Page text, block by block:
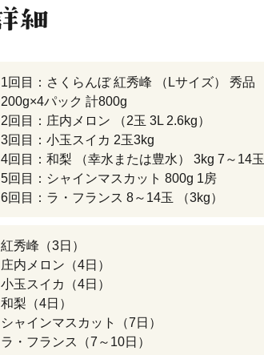
1回目：さくらんぼ 紅秀峰 （Lサイズ） 秀品
200g×4パック 計800g
2回目：庄内メロン （2玉 3L 2.6kg）
3回目：小玉スイカ 2玉3kg
4回目：和梨 （幸水または豊水） 3kg 7～14玉
5回目：シャインマスカット 800g 1房
6回目：ラ・フランス 8～14玉 （3kg）
紅秀峰（3日）
庄内メロン（4日）
小玉スイカ（4日）
和梨（4日）
シャインマスカット（7日）
ラ・フランス（7～10日）